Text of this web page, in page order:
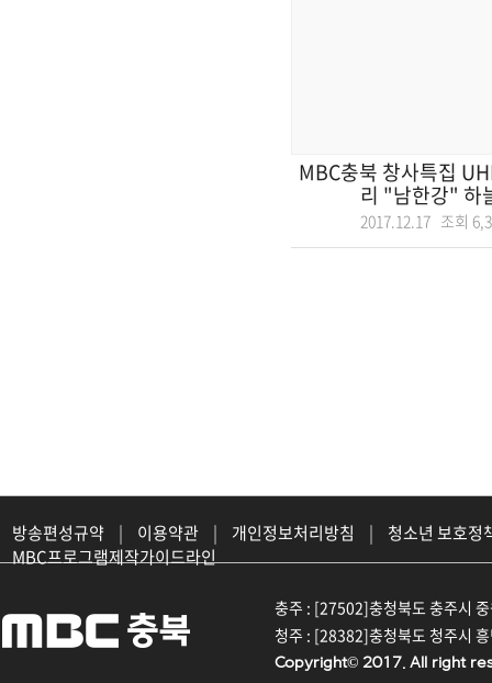
MBC충북 창사특집
리 "남한강" 하
2017.12.17 조회
방송편성규약 | 이용약관 | 개인정보처리방침 |
청소년 보호정
MBC프로그램제작가이드라인
충주 : [27502]충청북도 충주시
청주 : [28382]충청북도 청주시
Copyright© 2017. All right